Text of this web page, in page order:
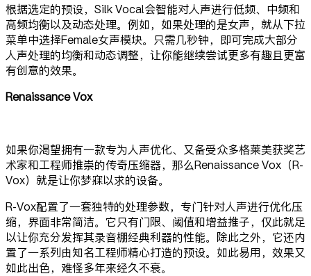
根据选定的预设，Silk Vocal会智能对人声进行低频、中频和
高频均衡以及动态处理。例如，如果处理的是女声，就从下拉
菜单中选择Female女声模块。只需几秒钟，即可完成大部分
人声处理的均衡和动态调整，让你能继续尝试更多有趣且更富
有创意的效果。
Renaissance Vox
如果你渴望拥有一款专为人声优化、又备受众多格莱美获奖艺
术家和工程师推崇的传奇压缩器，那么Renaissance Vox（R-
Vox）就是让你梦寐以求的设备。
R-Vox配置了一套独特的处理参数，专门针对人声进行优化压
缩，界面非常简洁。它只有门限、阈值和增益推子，仅此就足
以让你充分发挥其录音棚经典利器的性能。除此之外，它还内
置了一系列由知名工程师精心打造的预设。如此易用，效果又
如此出色，难怪多年来经久不衰。